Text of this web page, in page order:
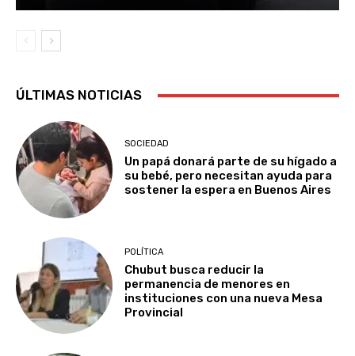
ÚLTIMAS NOTICIAS
SOCIEDAD
Un papá donará parte de su hígado a
su bebé, pero necesitan ayuda para
sostener la espera en Buenos Aires
POLÍTICA
Chubut busca reducir la
permanencia de menores en
instituciones con una nueva Mesa
Provincial